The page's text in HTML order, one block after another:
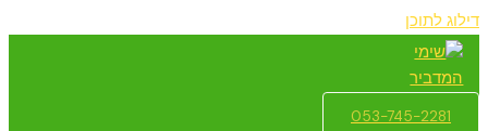
דילוג לתוכן
053-745-2281